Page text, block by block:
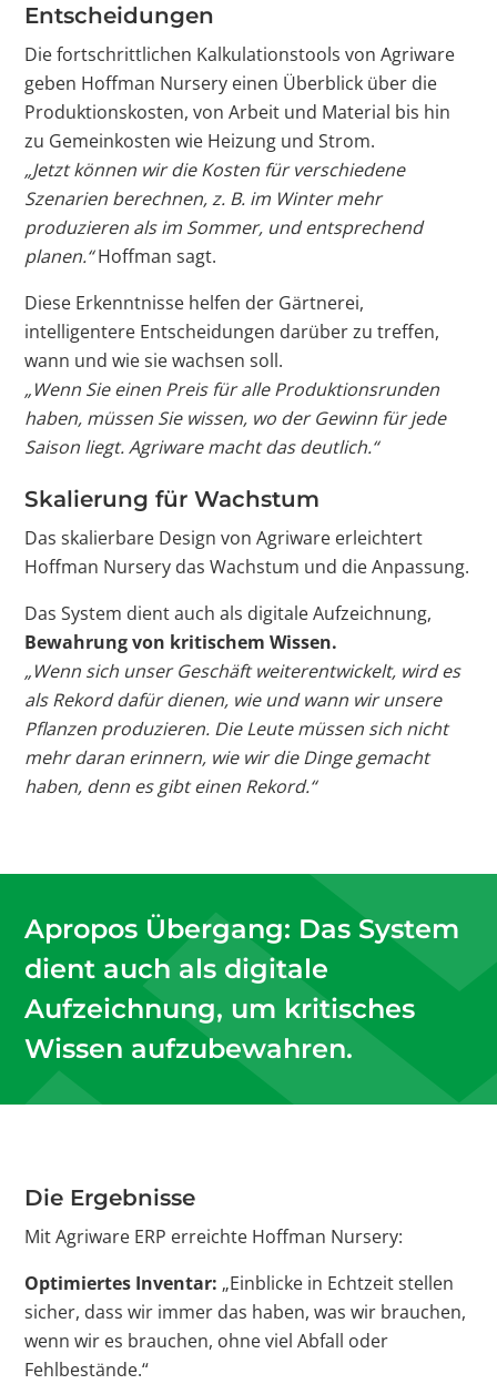
Entscheidungen
Die fortschrittlichen Kalkulationstools von Agriware
geben Hoffman Nursery einen Überblick über die
Produktionskosten, von Arbeit und Material bis hin
zu Gemeinkosten wie Heizung und Strom.
„Jetzt können wir die Kosten für verschiedene
Szenarien berechnen, z. B. im Winter mehr
produzieren als im Sommer, und entsprechend
planen.“Hoffman sagt.
Diese Erkenntnisse helfen der Gärtnerei,
intelligentere Entscheidungen darüber zu treffen,
wann und wie sie wachsen soll.
„Wenn Sie einen Preis für alle Produktionsrunden
haben, müssen Sie wissen, wo der Gewinn für jede
Saison liegt. Agriware macht das deutlich.“
Skalierung für Wachstum
Das skalierbare Design von Agriware erleichtert
Hoffman Nursery das Wachstum und die Anpassung.
Das System dient auch als digitale Aufzeichnung,
Bewahrung von kritischem Wissen.
„Wenn sich unser Geschäft weiterentwickelt, wird es
als Rekord dafür dienen, wie und wann wir unsere
Pflanzen produzieren. Die Leute müssen sich nicht
mehr daran erinnern, wie wir die Dinge gemacht
haben, denn es gibt einen Rekord.“
Apropos Übergang: Das System
dient auch als digitale
Aufzeichnung, um kritisches
Wissen aufzubewahren.
Die Ergebnisse
Mit Agriware ERP erreichte Hoffman Nursery:
Optimiertes Inventar: „Einblicke in Echtzeit stellen
sicher, dass wir immer das haben, was wir brauchen,
wenn wir es brauchen, ohne viel Abfall oder
Fehlbestände.“